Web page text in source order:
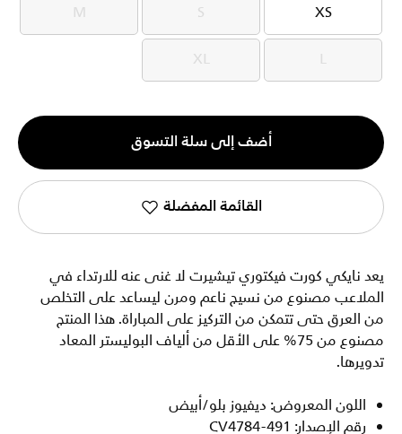
XS
XS
S
S
M
M
L
L
XL
XL
الكمية
1
أضف إلى سلة التسوق
القائمة المفضلة
يعد نايكي كورت فيكتوري تيشيرت لا غنى عنه للارتداء في
الملاعب مصنوع من نسيج ناعم ومرن ليساعد على التخلص
من العرق حتى تتمكن من التركيز على المباراة. هذا المنتج
مصنوع من 75% على الأقل من ألياف البوليستر المعاد
تدويرها.
اللون المعروض: ديفيوز بلو/أبيض
رقم الإصدار: CV4784-491